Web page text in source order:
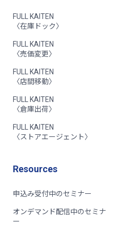
FULL KAITEN
〈在庫ドック〉
FULL KAITEN
〈売価変更〉
FULL KAITEN
〈店間移動〉
FULL KAITEN
〈倉庫出荷〉
FULL KAITEN
〈ストアエージェント〉
Resources
申込み受付中のセミナー
オンデマンド配信中のセミナ
ー